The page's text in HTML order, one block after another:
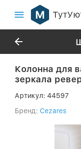
Колонна для
зеркала
Артикул: 44597
Бренд: Cezares